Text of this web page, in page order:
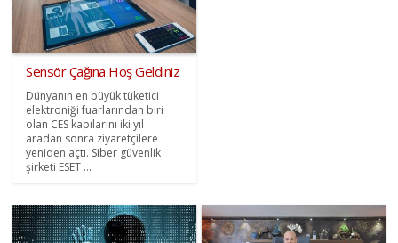
Sensör Çağına Hoş Geldiniz
Dünyanın en büyük tüketici
elektroniği fuarlarından biri
olan CES kapılarını iki yıl
aradan sonra ziyaretçilere
yeniden açtı. Siber güvenlik
şirketi ESET ...